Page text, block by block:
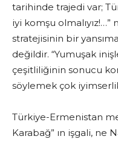
tarihinde trajedi var;
iyi komşu
stratejisinin bir
değildir. “Yumuşak
çeşitliliğinin sonucu
söylemek çok
Türkiye-Ermenistan
Karabağ” ın işgali, ne